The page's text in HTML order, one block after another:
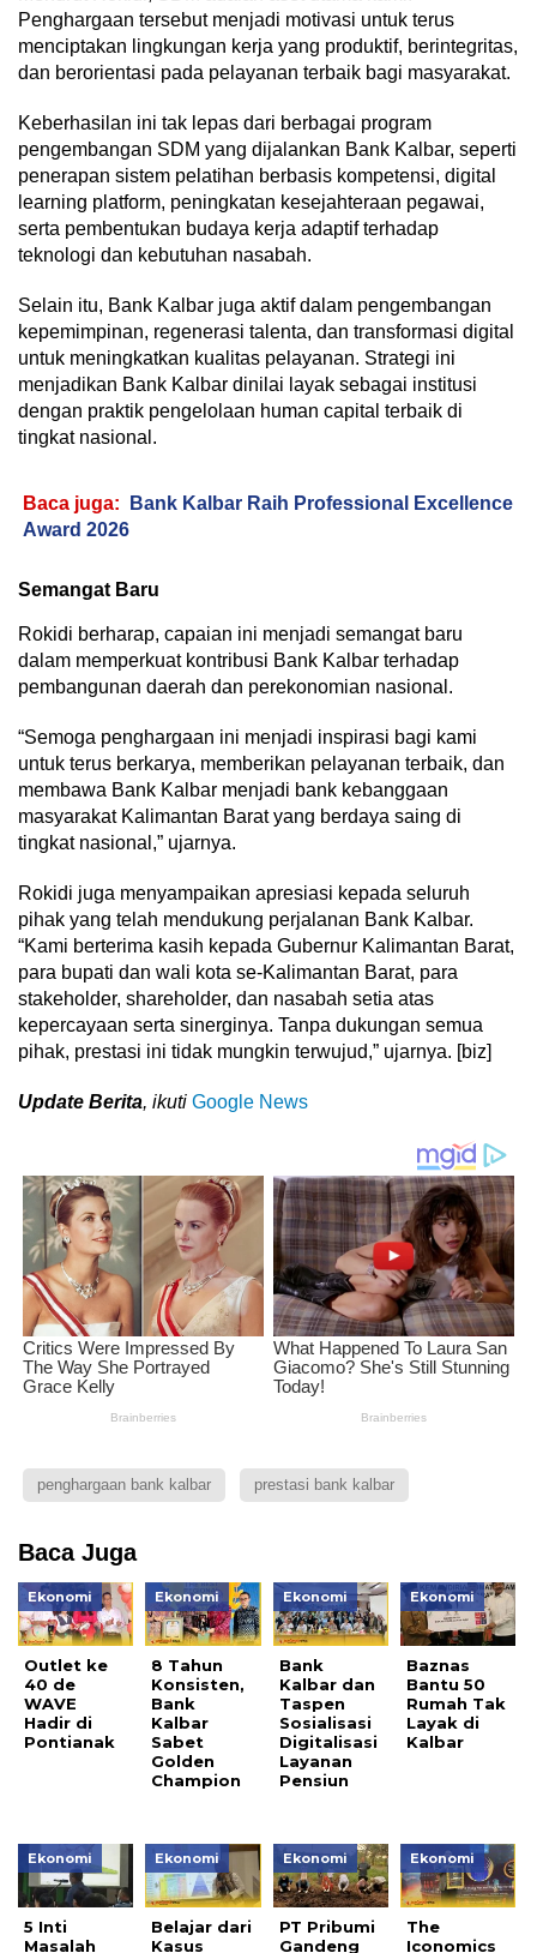
Penghargaan tersebut menjadi motivasi untuk terus
menciptakan lingkungan kerja yang produktif, berintegritas,
dan berorientasi pada pelayanan terbaik bagi masyarakat.
Keberhasilan ini tak lepas dari berbagai program
pengembangan SDM yang dijalankan Bank Kalbar, seperti
penerapan sistem pelatihan berbasis kompetensi, digital
learning platform, peningkatan kesejahteraan pegawai,
serta pembentukan budaya kerja adaptif terhadap
teknologi dan kebutuhan nasabah.
Selain itu, Bank Kalbar juga aktif dalam pengembangan
kepemimpinan, regenerasi talenta, dan transformasi digital
untuk meningkatkan kualitas pelayanan. Strategi ini
menjadikan Bank Kalbar dinilai layak sebagai institusi
dengan praktik pengelolaan human capital terbaik di
tingkat nasional.
Baca juga:
Bank Kalbar Raih Professional Excellence
Award 2026
Semangat Baru
Rokidi berharap, capaian ini menjadi semangat baru
dalam memperkuat kontribusi Bank Kalbar terhadap
pembangunan daerah dan perekonomian nasional.
“Semoga penghargaan ini menjadi inspirasi bagi kami
untuk terus berkarya, memberikan pelayanan terbaik, dan
membawa Bank Kalbar menjadi bank kebanggaan
masyarakat Kalimantan Barat yang berdaya saing di
tingkat nasional,” ujarnya.
Rokidi juga menyampaikan apresiasi kepada seluruh
pihak yang telah mendukung perjalanan Bank Kalbar.
“Kami berterima kasih kepada Gubernur Kalimantan Barat,
para bupati dan wali kota se-Kalimantan Barat, para
stakeholder, shareholder, dan nasabah setia atas
kepercayaan serta sinerginya. Tanpa dukungan semua
pihak, prestasi ini tidak mungkin terwujud,” ujarnya. [biz]
Update Berita, ikuti Google News
penghargaan bank kalbar prestasi bank kalbar
Baca Juga
Ekonomi
Outlet ke
40 de
WAVE
Hadir di
Pontianak
Ekonomi
8 Tahun
Konsisten,
Bank
Kalbar
Sabet
Golden
Champion
Ekonomi
Bank
Kalbar dan
Taspen
Sosialisasi
Digitalisasi
Layanan
Pensiun
Ekonomi
Baznas
Bantu 50
Rumah Tak
Layak di
Kalbar
Ekonomi
5 Inti
Masalah
Ekonomi
Belajar dari
Kasus
Ekonomi
PT Pribumi
Gandeng
Ekonomi
The
Iconomics